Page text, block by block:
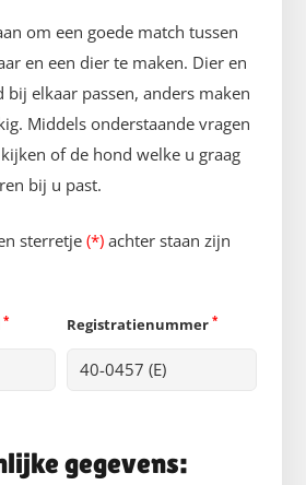
om een goede match tussen
en een dier te maken. Dier en
bij elkaar passen, anders maken
Middels onderstaande vragen
of de hond welke u graag
bij u past.
sterretje (*) achter staan zijn
* Registratienummer *
gegevens: